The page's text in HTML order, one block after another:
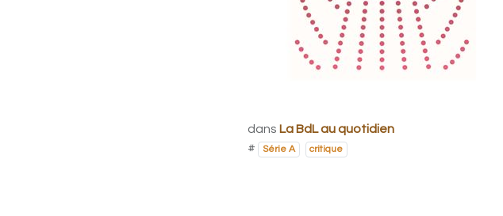
dans La BdL au quotidien
#
Série A critique